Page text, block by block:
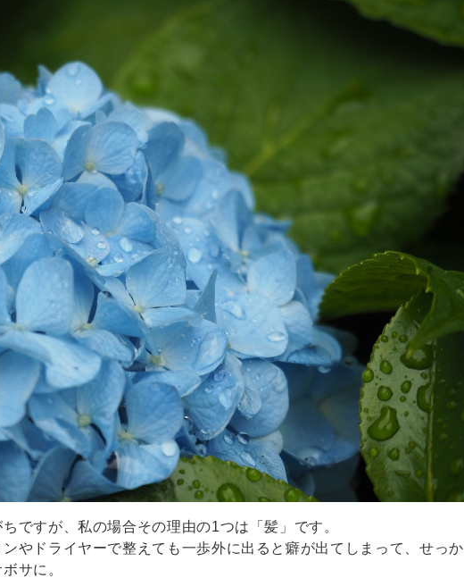
ですが、私の場合その理由の1つは「髪」です。
やドライヤーで整えても一歩外に出ると癖が出てしまって、せっか
サに。